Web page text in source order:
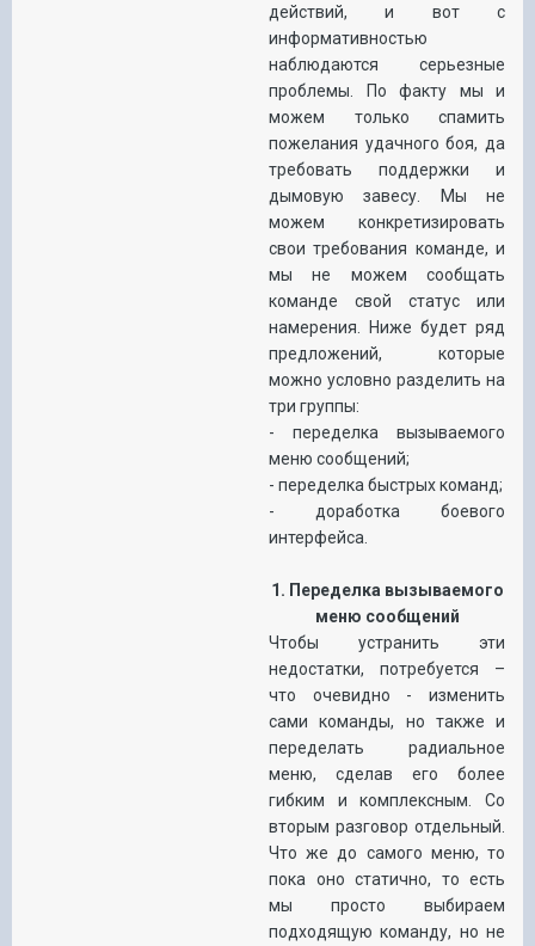
действий, и вот с
информативностью
наблюдаются серьезные
проблемы. По факту мы и
можем только спамить
пожелания удачного боя, да
требовать поддержки и
дымовую завесу. Мы не
можем конкретизировать
свои требования команде, и
мы не можем сообщать
команде свой статус или
намерения. Ниже будет ряд
предложений, которые
можно условно разделить на
три группы:
- переделка вызываемого
меню сообщений;
- переделка быстрых команд;
- доработка боевого
интерфейса.
1. Переделка вызываемого
меню сообщений
Чтобы устранить эти
недостатки, потребуется –
что очевидно - изменить
сами команды, но также и
переделать радиальное
меню, сделав его более
гибким и комплексным. Со
вторым разговор отдельный.
Что же до самого меню, то
пока оно статично, то есть
мы просто выбираем
подходящую команду, но не